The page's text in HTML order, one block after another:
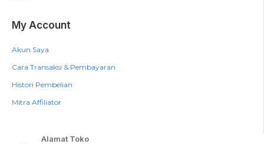
My Account
Akun Saya
Cara Transaksi & Pembayaran
Histori Pembelian
Mitra Affiliator
Alamat Toko